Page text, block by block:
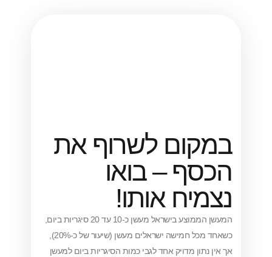
לשרוף את
– בואו
אותו!
המעשן הממוצע בישראל מעשן כ-10 עד 20 סיגריות ביום,
כשאחד מכל חמישה ישראלים מעשן (שיעור של כ-20%),
מדויק אחד לגבי כמות הסיגריות ביום למעשן